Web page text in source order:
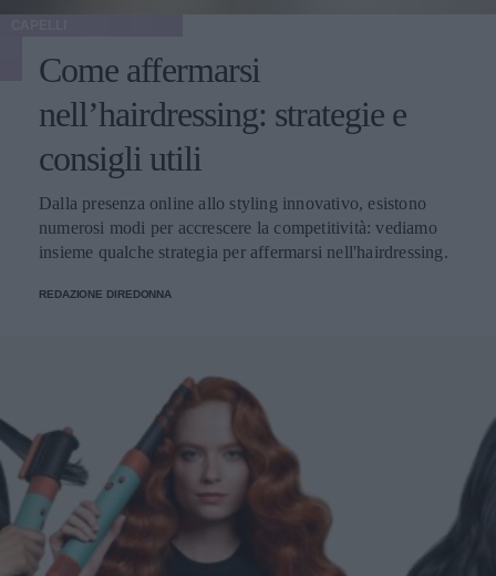
Come affermarsi
nell’hairdressing: strategie e
consigli utili
Dalla presenza online allo styling innovativo, esistono
numerosi modi per accrescere la competitività: vediamo
insieme qualche strategia per affermarsi nell'hairdressing.
REDAZIONE DIREDONNA